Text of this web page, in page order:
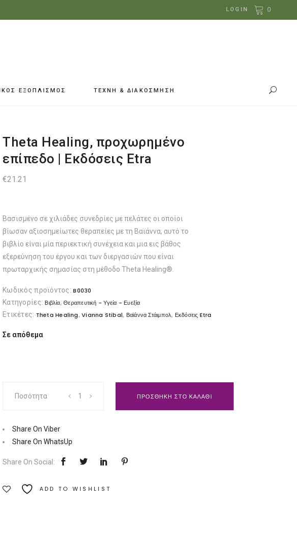
LOGIN 0
ΕΞΟΠΛΙΣΜΟΣ ΤΕΧΝΗ & ΔΙΑΚΟΣΜΗΣΗ
Theta Healing, προχωρημένο
επίπεδο | Εκδόσεις Etra
€21.21
Βασισμένο σε χιλιάδες συνεδρίες με πελάτες οι οποίοι
βίωσαν αξιοσημείωτες θεραπείες με τη Βαϊάννα, αυτό το
βιβλίο είναι μία περιεκτική συνέχεια και μια εις βάθος
εξερεύνηση του έργου και των διεργασιών που είναι
πρωταρχικής σημασίας στη μέθοδο Theta Healing®.
Κωδικός προϊόντος:B0030
Κατηγορίες: Βιβλία,Θεραπευτική - Υγεία - Ευεξία
Ετικέτες: Theta Healing,Vianna Stibal, Βαϊάννα Στάιμπολ, Εκδόσεις Etra
Σε απόθεμα
Healing,
επίπεδο
|
Etra
Ποσότητα ΠΡΟΣΘΗΚΗ ΣΤΟ ΚΑΛΑΘΙ
Share On Viber
Share On WhatsUp
Share On Social:
ADD TO WISHLIST